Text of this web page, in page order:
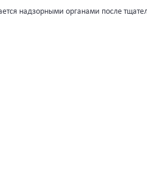
надзорными органами после